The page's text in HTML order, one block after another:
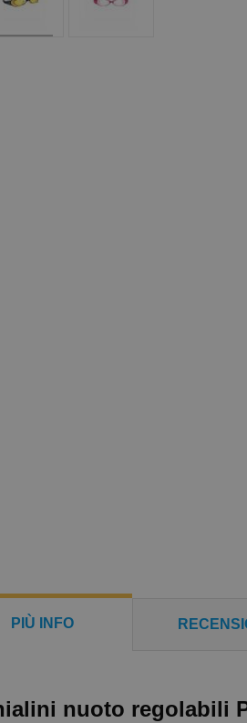
PIÙ INFO
nuoto regolabili